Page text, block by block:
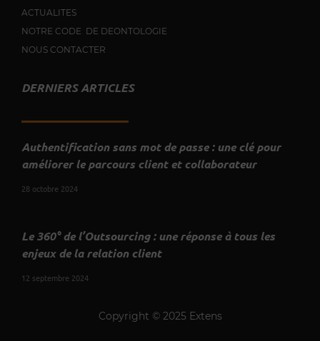
ACTUALITES
NOTRE CODE DE DEONTOLOGIE
NOUS CONTACTER
DERNIERS ARTICLES
Authentification sans mot de passe : une clé pour
améliorer le parcours client et collaborateur
28 octobre 2024
Le 360° de l’Outsourcing : une réponse à tous les
enjeux de la relation client
12 septembre 2024
Copyright © 2025 Extens